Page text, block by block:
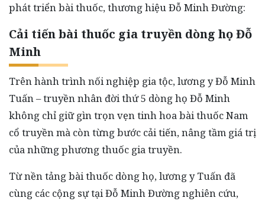
phát triển bài thuốc, thương hiệu Đỗ Minh Đường:
Cải tiến bài thuốc gia truyền dòng họ Đỗ
Minh
Trên hành trình nối nghiệp gia tộc, lương y Đỗ Minh
Tuấn – truyền nhân đời thứ 5 dòng họ Đỗ Minh
không chỉ giữ gìn trọn vẹn tinh hoa bài thuốc Nam
cổ truyền mà còn từng bước cải tiến, nâng tầm giá trị
của những phương thuốc gia truyền.
Từ nền tảng bài thuốc dòng họ, lương y Tuấn đã
cùng các cộng sự tại Đỗ Minh Đường nghiên cứu,